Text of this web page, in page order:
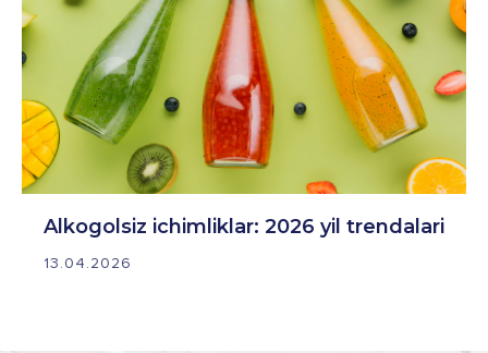
Alkogolsiz ichimliklar: 2026 yil trendalari
13.04.2026